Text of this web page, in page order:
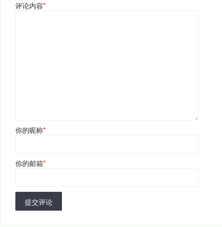
评论内容*
你的昵称*
你的邮箱*
提交评论